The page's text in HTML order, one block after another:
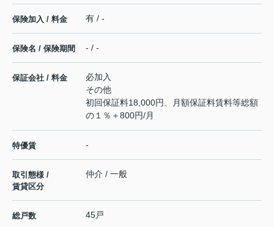
保険加入 / 料金 有 / -
保険名 / 保険期間 - / -
保証会社 / 料金
必加入
その他
初回保証料18,000円、月額保証料賃料等総額
の１％＋800円/月
特優賃 -
取引態様 /
賃貸区分
仲介 / 一般
総戸数 45戸